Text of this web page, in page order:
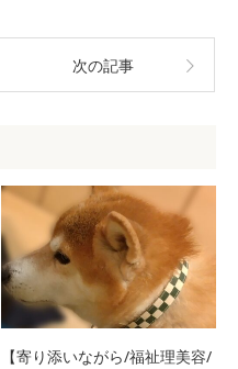
次の記事
【寄り添いながら/福祉理美容/